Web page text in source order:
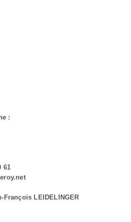
:
61
François LEIDELINGER